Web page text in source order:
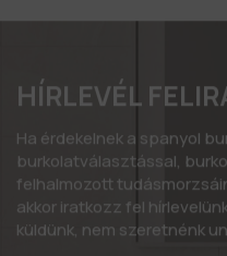
HÍRLEVÉL
Ha érdekelnek a spanyol
burkolatválasztással,
felhalmozott
akkor iratkozz fel
küldünk, nem szeretnénk